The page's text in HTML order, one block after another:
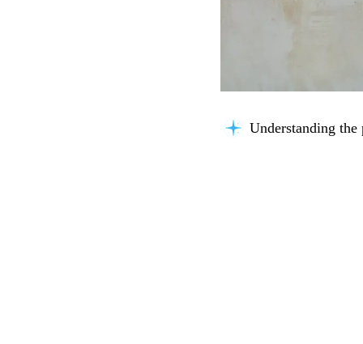
Understanding the